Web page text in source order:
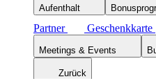
Aufenthalt
Partner
Geschenkkarte
Meetings & Events
Zurück